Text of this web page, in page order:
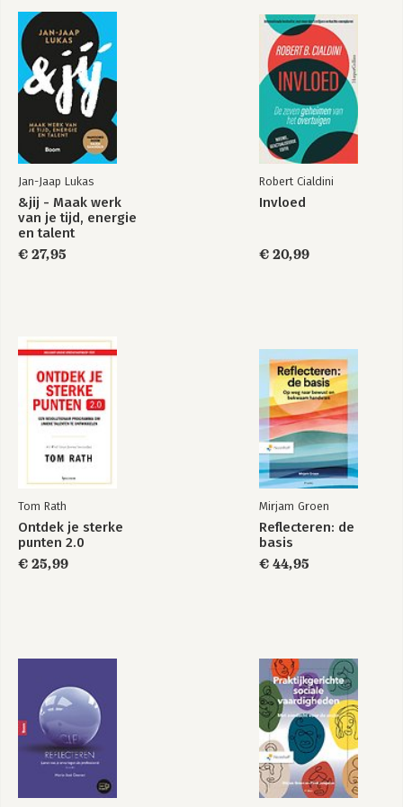
beoordeelde trainer, spreker en auteur
op het gebied van leiderschap in
Nederland: Remco Claassen en heeft
als professional ruim 28 jaar ervaring in
het vak van trainen en spreken.
- Ego en gego
- Iedereen is verschillend
- De emotionele bankrekening
- Word betrouwbaar
76. Bal 5: Wat wil je en wat kun je
- Van gevoel…
- …naar gedachten…
- …naar handelen
- Goed voorbeeld doet goed volgen
- Je comfortzone
- Creativiteit
106. Bal 6: Overtuigingen
- Kinderen en persoonlijk leiderschap
132. Bal 7: Het lef/ ‘de ballen’ hebben
- PIM
- Van motivatie naar daadkracht
- Motivatie en daadkracht mogen geen wals zijn
- Kracht halen uit negatieve emoties en trauma’s
152. Bal 8 en 9: Richting bepalen en doelen stellen
- De zes doelen om op te focussen
- Geld en andere middelen
- Proberen, balans, waarderen en doorzetten
Jan-Jaap Lukas
&jij - Maak werk
van je tijd, energie
en talent
€ 27,95
Robert Cialdini
Invloed
€ 20,99
Tom Rath
Ontdek je sterke
punten 2.0
€ 25,99
Mirjam Groen
Reflecteren: de
basis
€ 44,95